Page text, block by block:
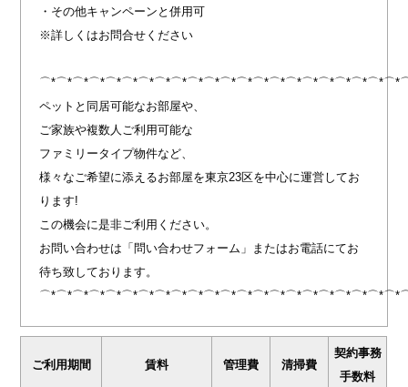
・その他キャンペーンと併用可
※詳しくはお問合せください
ペットと同居可能なお部屋や、
ご家族や複数人ご利用可能な
ファミリータイプ物件など、
様々なご希望に添えるお部屋を東京23区を中心に運営してお
ります!
この機会に是非ご利用ください。
お問い合わせは「問い合わせフォーム」またはお電話にてお
待ち致しております。
ご利用期間 賃料 管理費 清掃費
契約事務
手数料